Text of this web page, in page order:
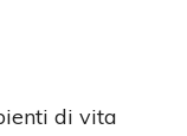
di vita